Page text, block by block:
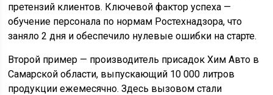
претензий клиентов. Ключевой фактор успеха —
обучение персонала по нормам Ростехнадзора, что
заняло 2 дня и обеспечило нулевые ошибки на старте.
Второй пример — производитель присадок Хим Авто в
Самарской области, выпускающий 10 000 литров
продукции ежемесячно. Здесь вызовом стали